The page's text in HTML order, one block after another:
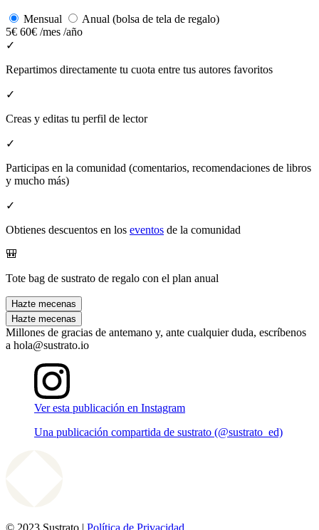
Mensual
Anual (bolsa de tela de regalo)
5€ 60€ /mes /año
✓
Repartimos directamente tu cuota entre tus autores favoritos
✓
Creas y editas tu perfil de lector
✓
Participas en la comunidad (comentarios, recomendaciones de libros
y mucho más)
✓
Obtienes descuentos en los eventos de la comunidad
🎒
Tote bag de sustrato de regalo con el plan anual
Hazte mecenas
Hazte mecenas
Millones de gracias de antemano y, ante cualquier duda, escríbenos
a hola@sustrato.io
Ver esta publicación en Instagram
Una publicación compartida de sustrato (@sustrato_ed)
© 2023 Sustrato | Política de Privacidad